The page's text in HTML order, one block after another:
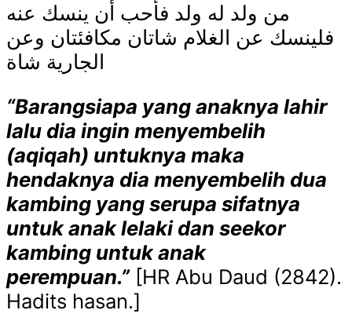
من ولد له ولد فأحب أن ينسك عنه
فلينسك عن الغلام شاتان مكافئتان وعن
الجارية شاة
“Barangsiapa yang anaknya lahir
lalu dia ingin menyembelih
(aqiqah) untuknya maka
hendaknya dia menyembelih dua
kambing yang serupa sifatnya
untuk anak lelaki dan seekor
kambing untuk anak
perempuan.”[HR Abu Daud (2842).
Hadits hasan.]